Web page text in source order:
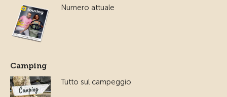
Numero attuale
Camping
Tutto sul campeggio